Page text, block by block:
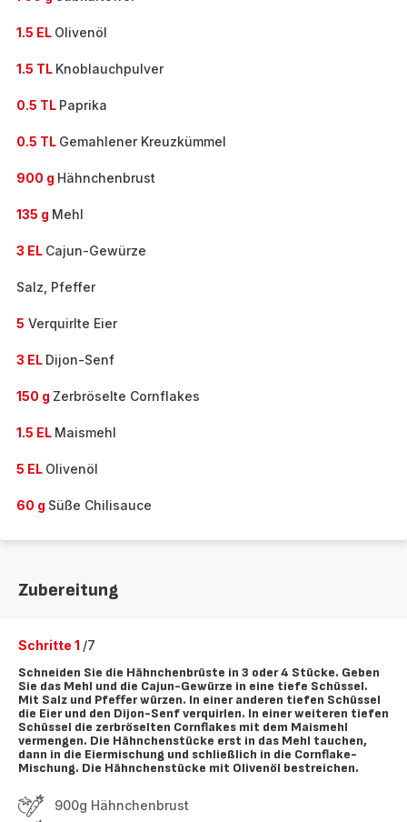
1.5 EL Olivenöl
1.5 TL Knoblauchpulver
0.5 TL Paprika
0.5 TL Gemahlener Kreuzkümmel
900 g Hähnchenbrust
135 g Mehl
3 EL Cajun-Gewürze
Salz, Pfeffer
5 Verquirlte Eier
3 EL Dijon-Senf
150 g Zerbröselte Cornflakes
1.5 EL Maismehl
5 EL Olivenöl
60 g Süße Chilisauce
Zubereitung
Schritte 1 /7
Schneiden Sie die Hähnchenbrüste in 3 oder 4 Stücke. Geben
Sie das Mehl und die Cajun-Gewürze in eine tiefe Schüssel.
Mit Salz und Pfeffer würzen. In einer anderen tiefen Schüssel
die Eier und den Dijon-Senf verquirlen. In einer weiteren tiefen
Schüssel die zerbröselten Cornflakes mit dem Maismehl
vermengen. Die Hähnchenstücke erst in das Mehl tauchen,
dann in die Eiermischung und schließlich in die Cornflake-
Mischung. Die Hähnchenstücke mit Olivenöl bestreichen.
900g Hähnchenbrust